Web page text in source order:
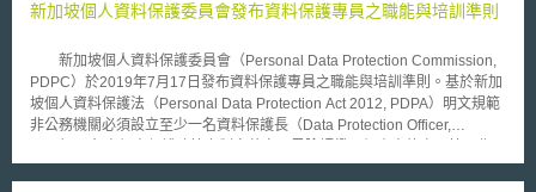
新加坡個人資料保護委員會發布資料保護專員之職能與培訓準則
新加坡個人資料保護委員會（Personal Data Protection Commission,
PDPC）於2019年7月17日發布資料保護專員之職能與培訓準則。基於新加
坡個人資料保護法（Personal Data Protection Act 2012, PDPA）明文規範
非公務機關必須設立至少一名資料保護長（Data Protection Officer,
為了使資料保護專業人員增強能力並於企業組織有效履行其職責，新加坡個